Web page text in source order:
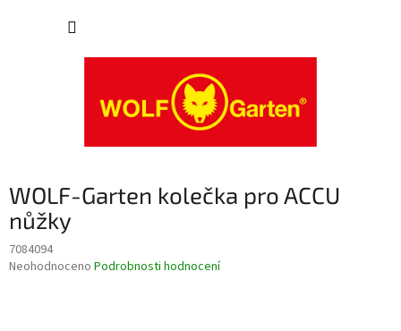
WOLF-Garten kolečka pro ACCU
nůžky
7084094
Průměrné
Neohodnoceno Podrobnosti hodnocení